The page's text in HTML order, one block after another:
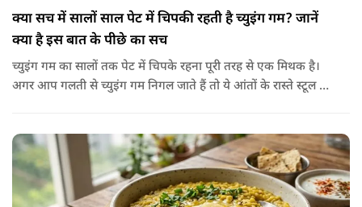
क्या सच में सालों साल पेट में चिपकी रहती है च्युइंग गम? जानें
क्या है इस बात के पीछे का सच
च्युइंग गम का सालों तक पेट में चिपके रहना पूरी तरह से एक मिथक है।
अगर आप गलती से च्युइंग गम निगल जाते हैं तो ये आंतों के रास्ते स्टूल में
नहीं बनाता जो इसे तोड़ सके या पचा सके।